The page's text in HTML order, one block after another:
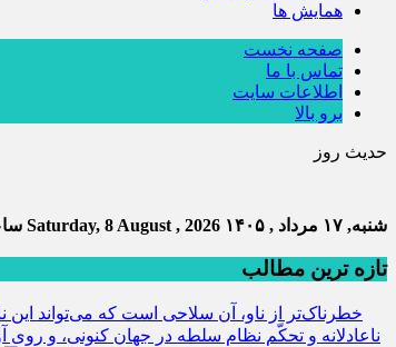
همايش ها
صفحه نخست
تماس با ما
اطلاعات سایت
برو بالا
حدیث روز
شنبه, ۱۷ مرداد , ۱۴۰۵ Saturday, 8 August , 2026
تازه ترین مطالب
خطرناک‌تر از ناو، آن سلاحی است که می‌تواند این
ناعادلانه و تحکّم نظام سلطه در جهان کنونی، و